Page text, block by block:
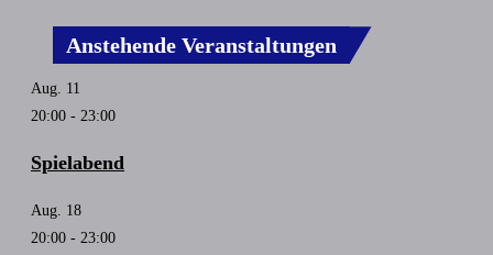
Anstehende Veranstaltungen
Aug. 11
20:00 - 23:00
Spielabend
Aug. 18
20:00 - 23:00